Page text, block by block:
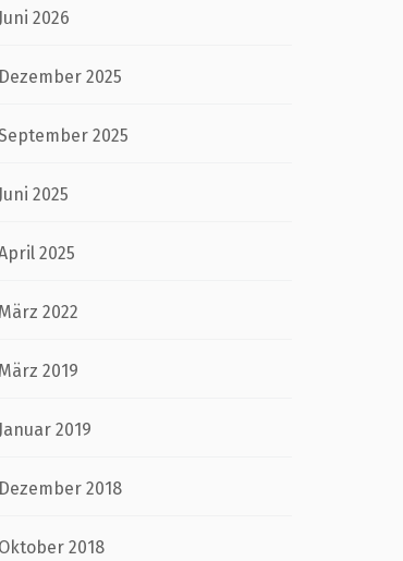
Juni 2026
Dezember 2025
2025
Juni 2025
2025
März 2022
März 2019
Januar 2019
Dezember 2018
Oktober 2018